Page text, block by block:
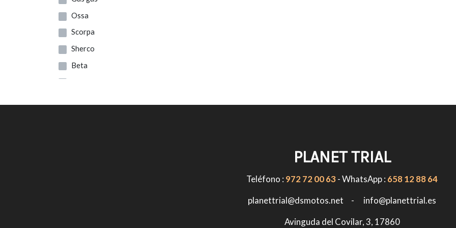
Ossa
Scorpa
Sherco
Beta
PLANET TRIAL
Teléfono : 972 72 00 63 - WhatsApp : 658 12 88 64
planettrial@dsmotos.net - info@planettrial.es
Avinguda del Covilar, 3, 17860